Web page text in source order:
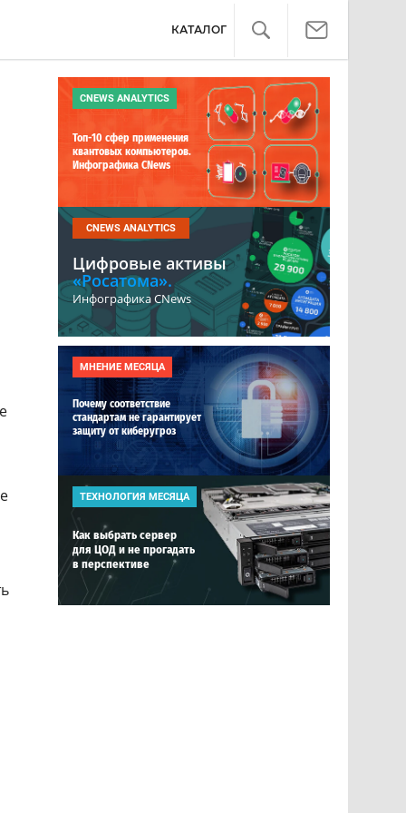
КАТАЛОГ
CNEWS ANALYTICS
Топ-10 сфер применения
квантовых компьютеров.
Инфографика CNews
CNEWS ANALYTICS
Цифровые активы
«Росатома».
Инфографика CNews
МНЕНИЕ МЕСЯЦА
Почему соответствие
стандартам не гарантирует
защиту от киберугроз
ТЕХНОЛОГИЯ МЕСЯЦА
Как выбрать сервер
для ЦОД и не прогадать
в перспективе